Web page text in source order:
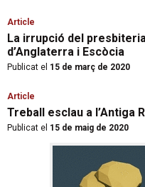
Article
La irrupció del
d’Anglaterra i Escòcia
Publicat el 15 de març de 2020
Article
Treball esclau a l’Antiga
Publicat el 15 de maig de 2020